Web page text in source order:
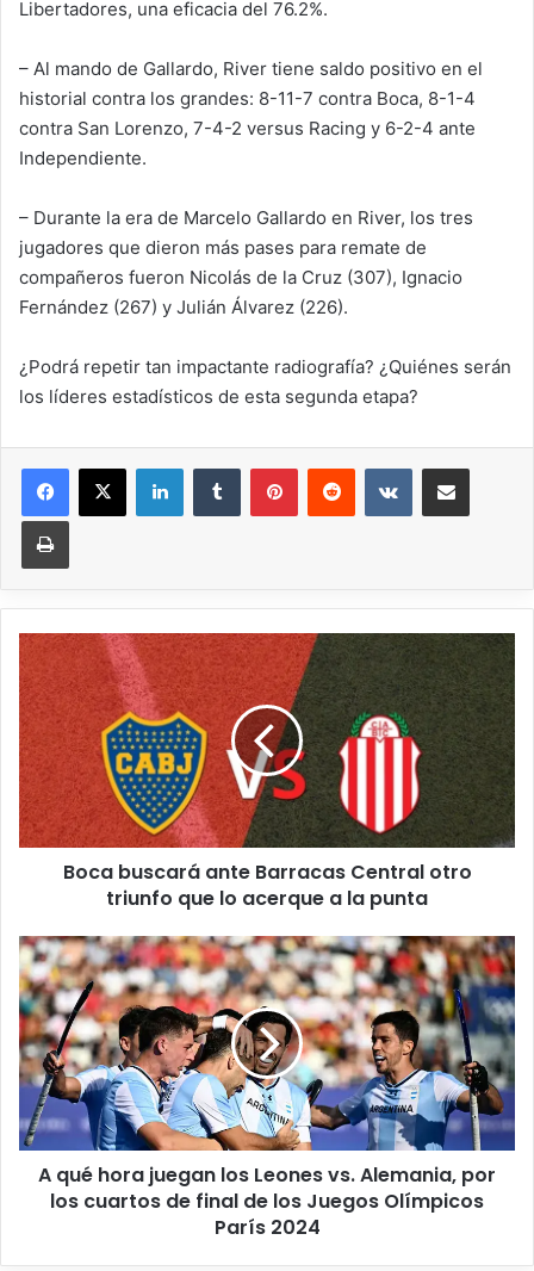
Libertadores, una eficacia del 76.2%.
– Al mando de Gallardo, River tiene saldo positivo en el
historial contra los grandes: 8-11-7 contra Boca, 8-1-4
contra San Lorenzo, 7-4-2 versus Racing y 6-2-4 ante
Independiente.
– Durante la era de Marcelo Gallardo en River, los tres
jugadores que dieron más pases para remate de
compañeros fueron Nicolás de la Cruz (307), Ignacio
Fernández (267) y Julián Álvarez (226).
¿Podrá repetir tan impactante radiografía? ¿Quiénes serán
los líderes estadísticos de esta segunda etapa?
Boca buscará ante Barracas Central otro
triunfo que lo acerque a la punta
A qué hora juegan los Leones vs. Alemania, por
los cuartos de final de los Juegos Olímpicos
París 2024